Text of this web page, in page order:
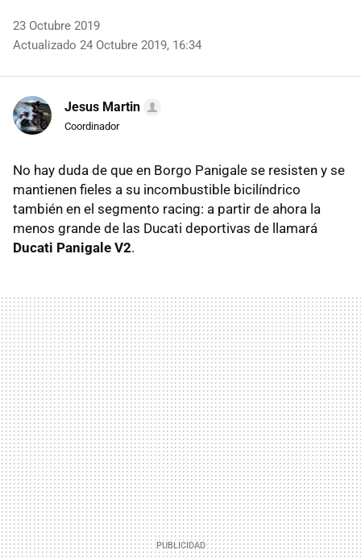
23 Octubre 2019
Actualizado 24 Octubre 2019, 16:34
Jesus Martin
Coordinador
No hay duda de que en Borgo Panigale se resisten y se
mantienen fieles a su incombustible bicilíndrico
también en el segmento racing: a partir de ahora la
menos grande de las Ducati deportivas de llamará
Ducati Panigale V2.